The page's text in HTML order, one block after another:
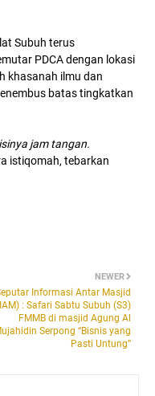
Subuh terus
PDCA dengan lokasi
khasanah ilmu dan
batas tingkatkan
jam tangan.
istiqomah, tebarkan
NEWER
Informasi Antar Masjid
: Safari Sabtu Subuh (S3)
FMMB di masjid Agung Al
Serpong “Bisnis yang
Pasti Untung”